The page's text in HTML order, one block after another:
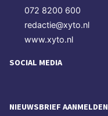
072 8200 600
redactie@xyto.nl
www.xyto.nl
SOCIAL MEDIA
NIEUWSBRIEF AANMELDEN